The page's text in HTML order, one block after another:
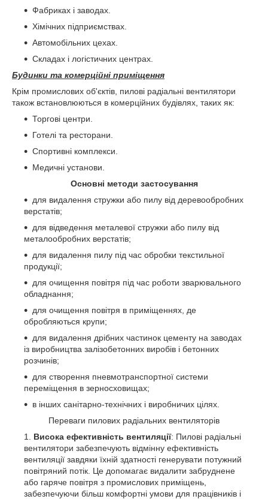
Фабриках і заводах.
Хімічних підприємствах.
Автомобільних цехах.
Складах і логістичних центрах.
Будинки та комерційні приміщення
Крім промислових об'єктів, пилові радіальні вентилятори
також встановлюються в комерційних будівлях, таких як:
Торгові центри.
Готелі та ресторани.
Спортивні комплекси.
Медичні установи.
Основні методи застосування
для видалення стружки або пилу від деревообробних
верстатів;
для відведення металевої стружки або пилу від
металообробних верстатів;
для видалення пилу під час обробки текстильної
продукції;
для очищення повітря під час роботи зварювального
обладнання;
для очищення повітря в приміщеннях, де
обробляються крупи;
для видалення дрібних частинок цементу на заводах
із виробництва залізобетонних виробів і бетонних
розчинів;
для створення пневмотранспортної системи
переміщення в зерносховищах;
в інших санітарно-технічних і виробничих цілях.
Переваги пилових радіальних вентиляторів
Висока ефективність вентиляції: Пилові радіальні
вентилятори забезпечують відмінну ефективність
вентиляції завдяки їхній здатності генерувати потужний
повітряний потік. Це допомагає видалити забруднене
або гаряче повітря з промислових приміщень,
забезпечуючи більш комфортні умови для працівників і